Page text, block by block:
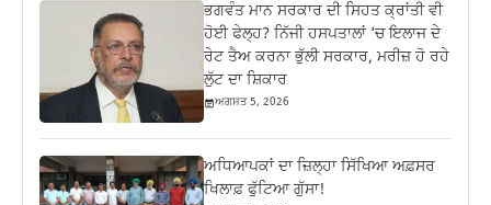
ਭਗਵੰਤ ਮਾਨ ਸਰਕਾਰ ਦੀ ਸਿਹਤ ਕ੍ਰਾਂਤੀ ਵੀ
ਹੋਈ ਫੇਲ੍ਹ? ਨਿੱਜੀ ਹਸਪਤਾਲਾਂ ‘ਚ ਇਲਾਜ ਦੇ
ਰੇਟ ਤੈਅ ਕਰਨਾ ਭੁੱਲੀ ਸਰਕਾਰ, ਮਰੀਜ਼ ਹੋ ਰਹੇ
ਲੁੱਟ ਦਾ ਸ਼ਿਕਾਰ
ਅਗਸਤ 5, 2026
ਅਧਿਆਪਕਾਂ ਦਾ ਜ਼‍ਿਲ੍ਹਾ ਸਿੱਖਿਆ ਅਫ਼ਸਰ
ਖਿਲਾਫ਼ ਫੁੱਟਿਆ ਗੁੱਸਾ!